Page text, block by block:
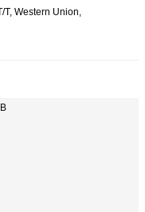
T, Western Union,